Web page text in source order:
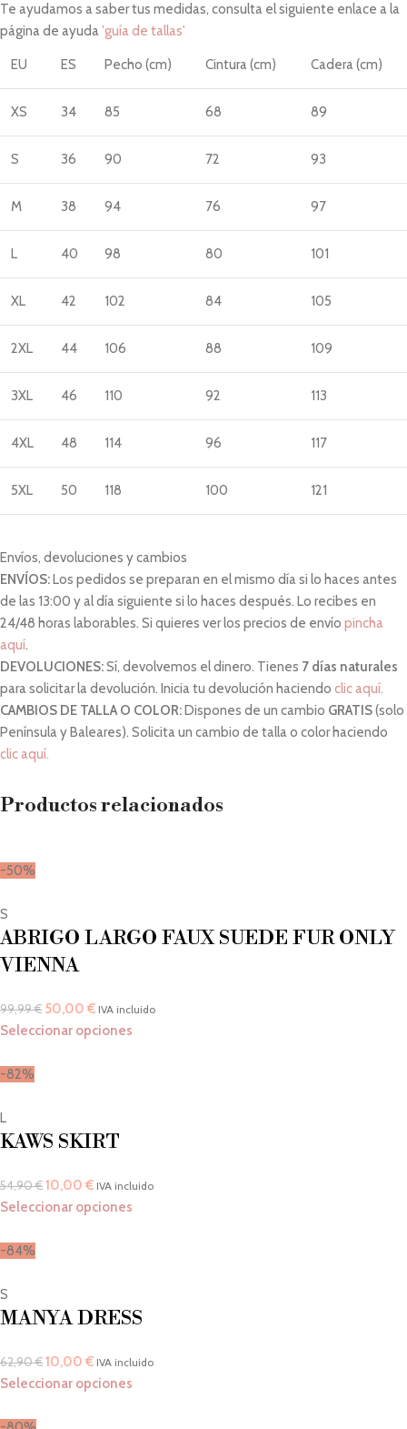
Te ayudamos a saber tus medidas, consulta el siguiente enlace a la
página de ayuda'guía de tallas'
EU ES Pecho (cm) Cintura (cm) Cadera (cm)
XS 34 85 68 89
S 36 90 72 93
M 38 94 76 97
L 40 98 80 101
XL 42 102 84 105
2XL 44 106 88 109
3XL 46 110 92 113
4XL 48 114 96 117
5XL 50 118 100 121
Envíos, devoluciones y cambios
ENVÍOS: Los pedidos se preparan en el mismo día si lo haces antes
de las 13:00 y al día siguiente si lo haces después. Lo recibes en
24/48 horas laborables. Si quieres ver los precios de envío pincha
aquí.
DEVOLUCIONES:Sí, devolvemos el dinero. Tienes 7 días naturales
para solicitar la devolución. Inicia tu devolución haciendo clic aquí.
CAMBIOS DE TALLA O COLOR: Dispones de un cambio GRATIS(solo
Península y Baleares). Solicita un cambio de talla o color haciendo
clic aquí.
Productos relacionados
-50%
S
ABRIGO LARGO FAUX SUEDE FUR ONLY
VIENNA
99,99€ 50,00 € IVA incluido
Seleccionar opciones
-82%
L
KAWS SKIRT
54,90€10,00 € IVA incluido
Seleccionar opciones
-84%
S
MANYA DRESS
62,90€10,00 € IVA incluido
Seleccionar opciones